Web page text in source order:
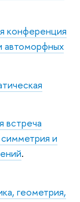
конференция
автоморфных
встреча
и
.
геометрия,